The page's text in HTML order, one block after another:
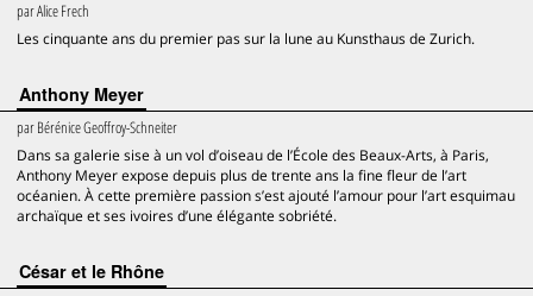
parAlice Frech
Les cinquante ans du premier pas sur la lune au Kunsthaus de Zurich.
Anthony Meyer
parBérénice Geoffroy-Schneiter
Dans sa galerie sise à un vol d’oiseau de l’École des Beaux-Arts, à Paris,
Anthony Meyer expose depuis plus de trente ans la fine fleur de l’art
océanien. À cette première passion s’est ajouté l’amour pour l’art esquimau
archaïque et ses ivoires d’une élégante sobriété.
César et le Rhône